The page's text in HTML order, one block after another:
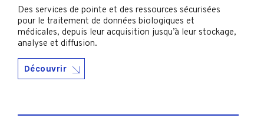
Des services de pointe et des ressources sécurisées
pour le traitement de données biologiques et
médicales, depuis leur acquisition jusqu’à leur stockage,
analyse et diffusion.
Découvrir